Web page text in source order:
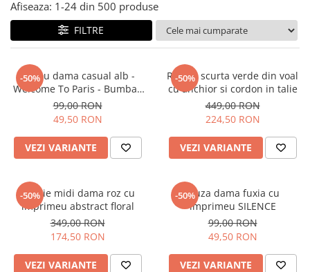
Tricouri si topuri
Rochii de eveniment
Afiseaza: 1-24 din 500 produse
FILTRE
-50%
Tricou dama casual alb -
Welcome To Paris - Bumbac
Organic
99,00 RON
49,50 RON
VEZI VARIANTE
-50%
Rochie scurta verde din voal
cu anchior si cordon in talie
449,00 RON
224,50 RON
VEZI VARIANTE
-50%
Rochie midi dama roz cu
imprimeu abstract floral
349,00 RON
174,50 RON
VEZI VARIANTE
-50%Bluza dama fuxia cu
imprimeu SILENCE
99,00 RON
49,50 RON
VEZI VARIANTE